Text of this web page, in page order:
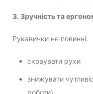
3. Зручність та
Рукавички не повинні:
сковувати рухи
знижувати
роботи)